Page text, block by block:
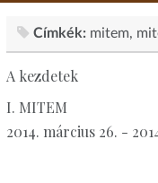
Címkék: mitem
A kezdetek
I. MITEM
2014. március 26. -